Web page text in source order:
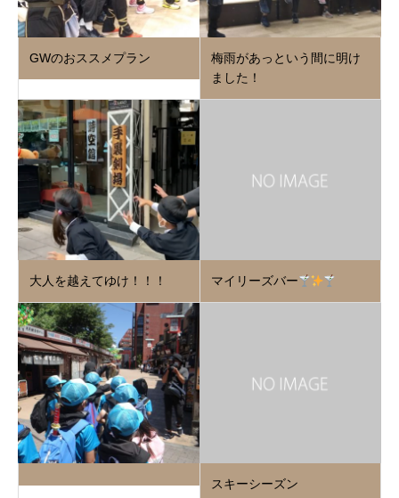
GWのおススメプラン
梅雨があっという間に明け
ました！
大人を越えてゆけ！！！ マイリーズバー
スキーシーズン